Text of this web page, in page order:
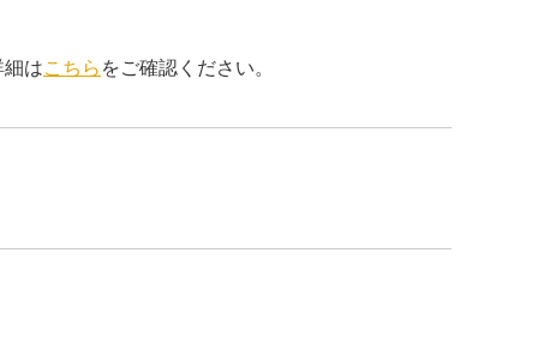
はこちらをご確認ください。